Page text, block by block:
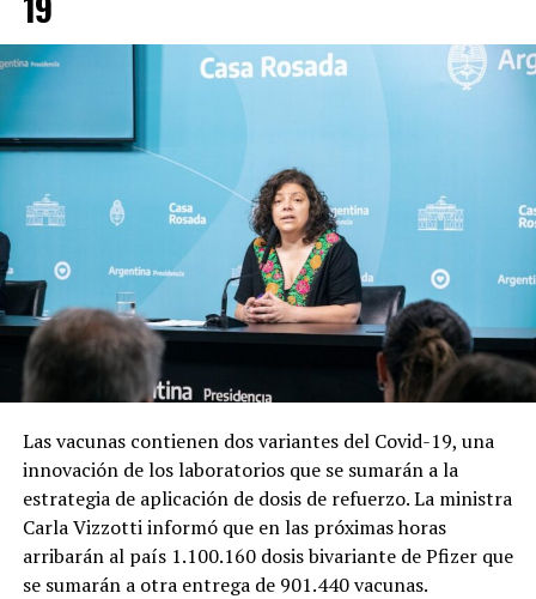
Las vacunas contienen dos variantes del Covid-19, una
innovación de los laboratorios que se sumarán a la
estrategia de aplicación de dosis de refuerzo. La ministra
Carla Vizzotti informó que en las próximas horas
arribarán al país 1.100.160 dosis bivariante de Pfizer que
se sumarán a otra entrega de 901.440 vacunas.